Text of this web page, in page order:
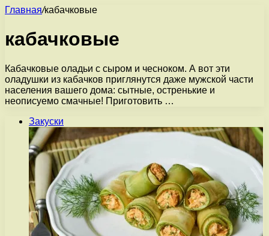
Главная/кабачковые
кабачковые
Кабачковые оладьи с сыром и чесноком. А вот эти
оладушки из кабачков приглянутся даже мужской части
населения вашего дома: сытные, остренькие и
неописуемо смачные! Приготовить …
Закуски